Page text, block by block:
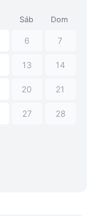
Sáb Dom
6 7
13 14
20 21
27 28